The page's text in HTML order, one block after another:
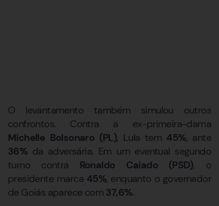
O levantamento também simulou outros
confrontos. Contra a ex-primeira-dama
Michelle Bolsonaro (PL), Lula tem 45%, ante
36% da adversária. Em um eventual segundo
turno contra Ronaldo Caiado (PSD), o
presidente marca 45%, enquanto o governador
de Goiás aparece com37,6%.